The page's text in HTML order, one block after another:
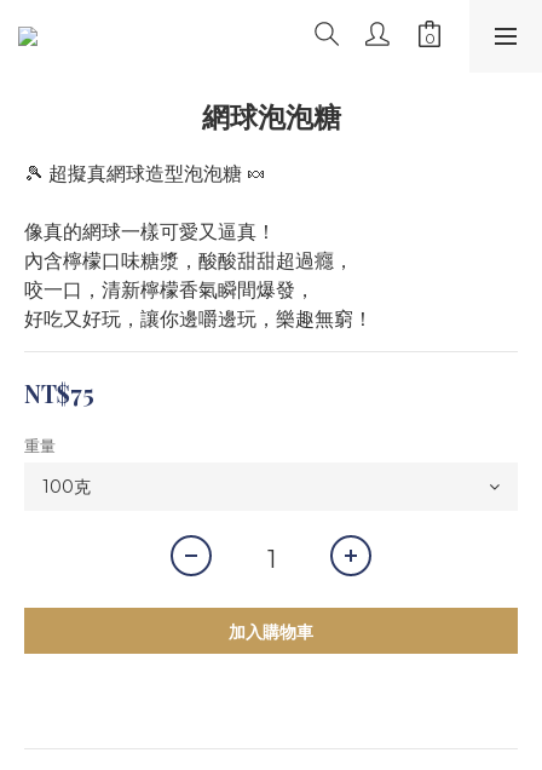
網球泡泡糖
🎾 超擬真網球造型泡泡糖 🍬
像真的網球一樣可愛又逼真！
內含檸檬口味糖漿，酸酸甜甜超過癮，
咬一口，清新檸檬香氣瞬間爆發，
好吃又好玩，讓你邊嚼邊玩，樂趣無窮！
NT$75
重量
加入購物車